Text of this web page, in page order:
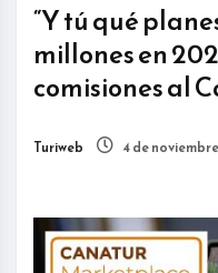
“Y tú qué
millones en
comisiones al
Turiweb 4 de